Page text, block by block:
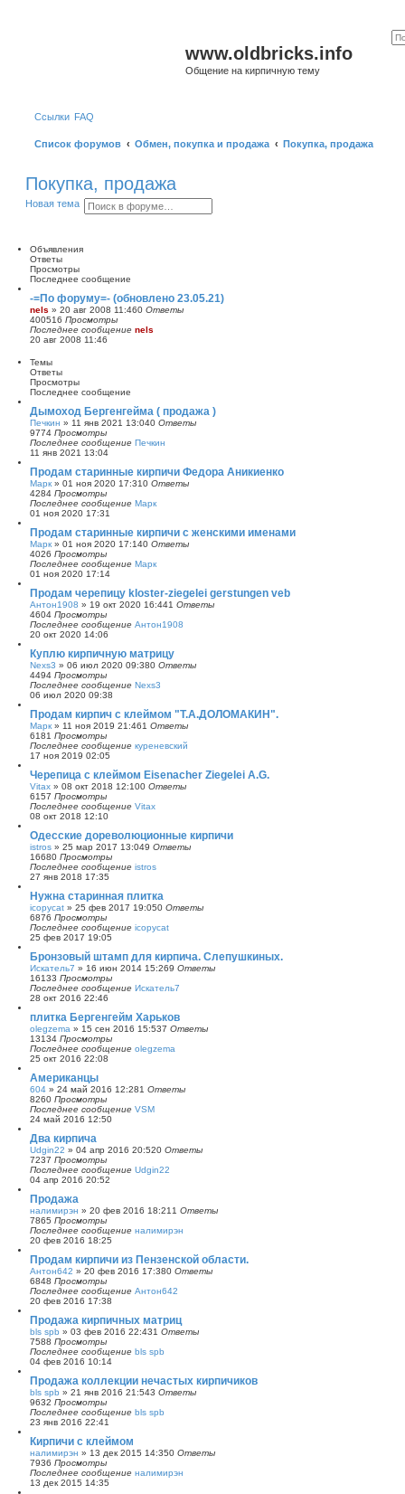
www.oldbricks.info
Общение на кирпичную тему
Ссылки FAQ
Список форумов Обмен, покупка и продажа Покупка, продажа
Покупка, продажа
Новая тема П
о
Р
а
н
ы
й
п
о
и
Объявления
Ответы
Просмотры
Последнее сообщение
-=По форуму=- (обновлено 23.05.21)
nels » 20 авг 2008 11:460 Ответы
400516 Просмотры
Последнее сообщение nels
20 авг 2008 11:46
Темы
Ответы
Просмотры
Последнее сообщение
Дымоход Бергенгейма ( продажа )
Печкин » 11 янв 2021 13:040 Ответы
9774 Просмотры
Последнее сообщение Печкин
11 янв 2021 13:04
Продам старинные кирпичи Федора Аникиенко
Марк » 01 ноя 2020 17:310 Ответы
4284 Просмотры
Последнее сообщение Марк
01 ноя 2020 17:31
Продам старинные кирпичи с женскими именами
Марк » 01 ноя 2020 17:140 Ответы
4026 Просмотры
Последнее сообщение Марк
01 ноя 2020 17:14
Продам черепицу kloster-ziegelei gerstungen veb
Антон1908 » 19 окт 2020 16:441 Ответы
4604 Просмотры
Последнее сообщение Антон1908
20 окт 2020 14:06
Куплю кирпичную матрицу
Nexs3 » 06 июл 2020 09:380 Ответы
4494 Просмотры
Последнее сообщение Nexs3
06 июл 2020 09:38
Продам кирпич с клеймом "Т.А.ДОЛОМАКИН".
Марк » 11 ноя 2019 21:461 Ответы
6181 Просмотры
Последнее сообщение куреневский
17 ноя 2019 02:05
Черепица с клеймом Eisenacher Ziegelei A.G.
Vitax » 08 окт 2018 12:100 Ответы
6157 Просмотры
Последнее сообщение Vitax
08 окт 2018 12:10
Одесские дореволюционные кирпичи
istros » 25 мар 2017 13:049 Ответы
16680 Просмотры
Последнее сообщение istros
27 янв 2018 17:35
Нужна старинная плитка
icopycat » 25 фев 2017 19:050 Ответы
6876 Просмотры
Последнее сообщение icopycat
25 фев 2017 19:05
Бронзовый штамп для кирпича. Слепушкиных.
Искатель7 » 16 июн 2014 15:269 Ответы
16133 Просмотры
Последнее сообщение Искатель7
28 окт 2016 22:46
плитка Бергенгейм Харьков
olegzema » 15 сен 2016 15:537 Ответы
13134 Просмотры
Последнее сообщение olegzema
25 окт 2016 22:08
Американцы
604 » 24 май 2016 12:281 Ответы
8260 Просмотры
Последнее сообщение VSM
24 май 2016 12:50
Два кирпича
Udgin22 » 04 апр 2016 20:520 Ответы
7237 Просмотры
Последнее сообщение Udgin22
04 апр 2016 20:52
Продажа
налимирэн » 20 фев 2016 18:21 1 Ответы
7865 Просмотры
Последнее сообщение налимирэн
20 фев 2016 18:25
Продам кирпичи из Пензенской области.
Антон642 » 20 фев 2016 17:380 Ответы
6848 Просмотры
Последнее сообщение Антон642
20 фев 2016 17:38
Продажа кирпичных матриц
bls spb » 03 фев 2016 22:431 Ответы
7588 Просмотры
Последнее сообщение bls spb
04 фев 2016 10:14
Продажа коллекции нечастых кирпичиков
bls spb » 21 янв 2016 21:543 Ответы
9632 Просмотры
Последнее сообщение bls spb
23 янв 2016 22:41
Кирпичи с клеймом
налимирэн » 13 дек 2015 14:350 Ответы
7936 Просмотры
Последнее сообщение налимирэн
13 дек 2015 14:35